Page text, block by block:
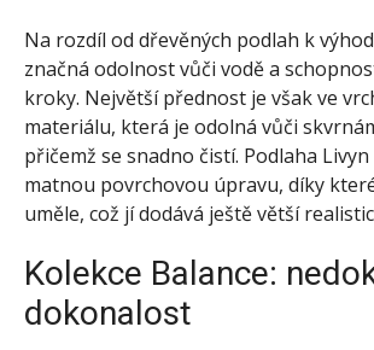
Na rozdíl od dřevěných podlah k
značná odolnost vůči vodě a
kroky. Největší přednost je však ve
materiálu, která je odolná vůči
přičemž se snadno čistí. Podlaha
matnou povrchovou úpravu, díky
uměle, což jí dodává ještě větší
Kolekce Balance:
dokonalost